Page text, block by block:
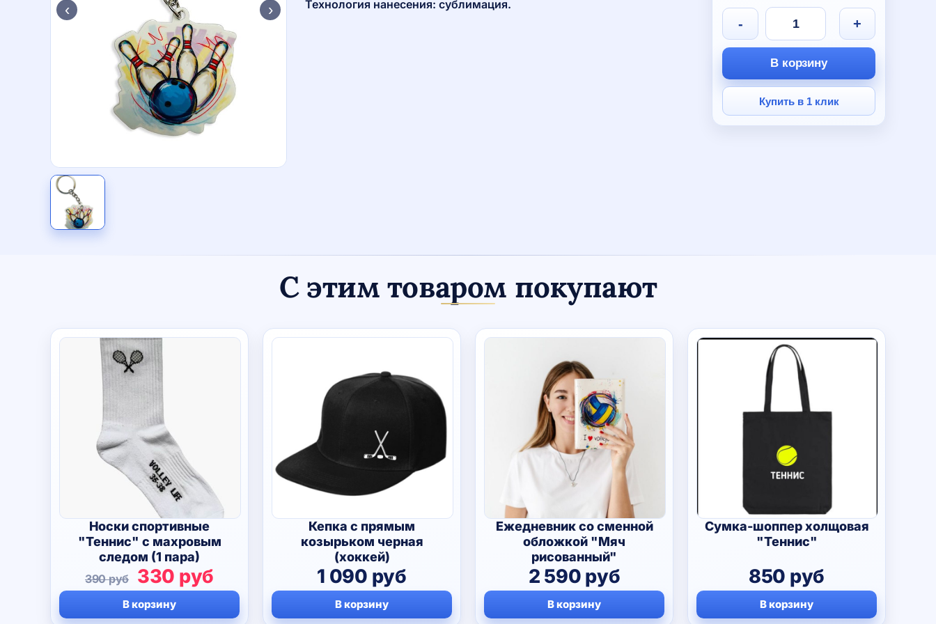
‹ ›
Технология нанесения: сублимация.
590 руб.
330 руб.
- +
В корзину
Купить в 1 клик
С этим товаром покупают
Носки спортивные
"Теннис" с махровым
следом (1 пара)
390руб
Первоначальная
цена
330 рубТекущая
цена:
В корзину
Кепка с прямым
козырьком черная
(хоккей)
1 090 руб
В корзину
Ежедневник со сменной
обложкой "Мяч
рисованный"
2 590 руб
В корзину
Сумка-шоппер холщовая
"Теннис"
850 руб
В корзину